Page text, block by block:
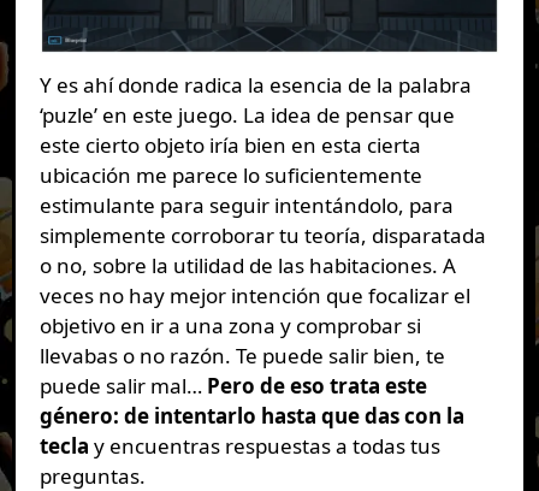
Y es ahí donde radica la esencia de la palabra
‘puzle’ en este juego. La idea de pensar que
este cierto objeto iría bien en esta cierta
ubicación me parece lo suficientemente
estimulante para seguir intentándolo, para
simplemente corroborar tu teoría, disparatada
o no, sobre la utilidad de las habitaciones. A
veces no hay mejor intención que focalizar el
objetivo en ir a una zona y comprobar si
llevabas o no razón. Te puede salir bien, te
puede salir mal… Pero de eso trata este
género: de intentarlo hasta que das con la
tecla y encuentras respuestas a todas tus
preguntas.